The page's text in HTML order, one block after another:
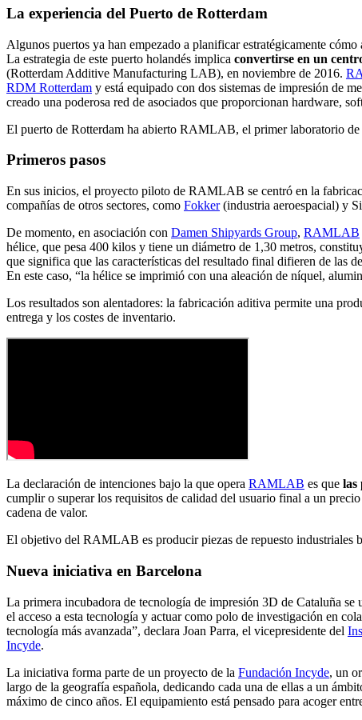
La experiencia del Puerto de Rotterdam
Algunos puertos ya han empezado a planificar estratégicamente
La estrategia de este puerto holandés implica convertirse en un
(Rotterdam Additive Manufacturing LAB), en noviembre de 2016.
RDM Rotterdam y está equipado con dos sistemas de impresión de
creado una poderosa red de asociados que proporcionan hardware,
El puerto de Rotterdam ha abierto RAMLAB, el primer laboratorio
Primeros pasos
En sus inicios, el proyecto piloto de RAMLAB se centró en la
compañías de otros sectores, como Fokker(industria aeroespacial) y
De momento, en asociación con Damen Shipyards Group, RAMLAB
hélice, que pesa 400 kilos y tiene un diámetro de 1,30 metros,
que significa que las características del resultado final difieren de las
En este caso, “la hélice se imprimió con una aleación de níquel,
Los resultados son alentadores: la fabricación aditiva permite una
entrega y los costes de inventario.
La declaración de intenciones bajo la que opera RAMLAB es que las
cumplir o superar los requisitos de calidad del usuario final a un
cadena de valor.
El objetivo del RAMLAB es producir piezas de repuesto industriales
Nueva iniciativa en Barcelona
La primera incubadora de tecnología de impresión 3D de Cataluña se
el acceso a esta tecnología y actuar como polo de investigación en
tecnología más avanzada”, declara Joan Parra, el vicepresidente del
Incyde.
La iniciativa forma parte de un proyecto de la Fundación Incyde, un
largo de la geografía española, dedicando cada una de ellas a un
máximo de cinco años. El equipamiento está pensado para acoger